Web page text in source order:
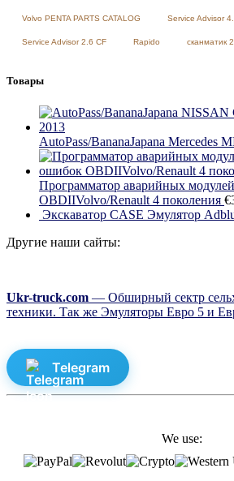
Volvo PENTA PARTS CATALOG Service Advisor
Service Advisor 2.6 CF Rapido сканматик
Товары
AutoPass/BananaJapana Mercedes
Программатор аварийных
OBDIIVolvo/Renault 4 поколения €
Экскаватор CASE Эмулятор
Другие наши сайты:
Ukr-truck.com — Обширный сектр
техники. Так же Эмуляторы Евро 5 и
Telegram
We use: